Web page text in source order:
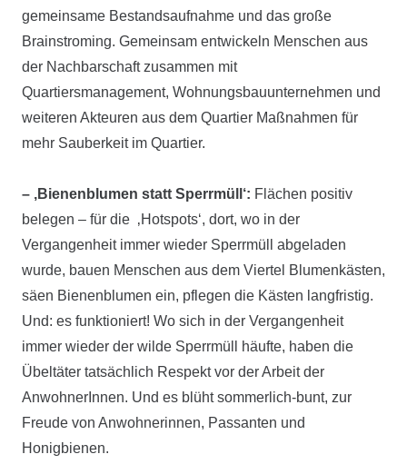
gemeinsame Bestandsaufnahme und das große
Brainstroming. Gemeinsam entwickeln Menschen aus
der Nachbarschaft zusammen mit
Quartiersmanagement, Wohnungsbauunternehmen und
weiteren Akteuren aus dem Quartier Maßnahmen für
mehr Sauberkeit im Quartier.
– ‚Bienenblumen statt Sperrmüll‘: Flächen positiv
belegen – für die ‚Hotspots‘, dort, wo in der
Vergangenheit immer wieder Sperrmüll abgeladen
wurde, bauen Menschen aus dem Viertel Blumenkästen,
säen Bienenblumen ein, pflegen die Kästen langfristig.
Und: es funktioniert! Wo sich in der Vergangenheit
immer wieder der wilde Sperrmüll häufte, haben die
Übeltäter tatsächlich Respekt vor der Arbeit der
AnwohnerInnen. Und es blüht sommerlich-bunt, zur
Freude von Anwohnerinnen, Passanten und
Honigbienen.